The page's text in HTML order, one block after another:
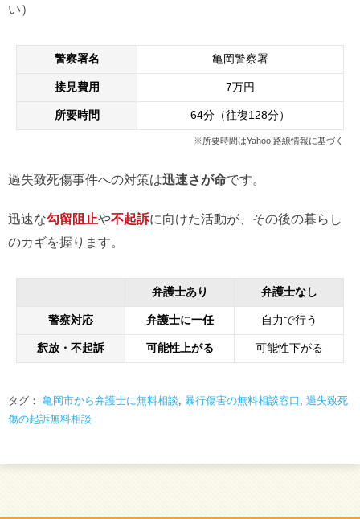
い）
警察署名 亀岡警察署
接見費用 7万円
所要時間 64分（往復128分）
※所要時間はYahoo!路線情報に基づく
過失致死傷事件への対策は迅速さが命です。
迅速な勾留阻止や不起訴に向けた活動が、その後の暮らし
のカギを握ります。
弁護士あり 弁護士なし
警察対応 弁護士に一任 自力で行う
釈放・不起訴 可能性上がる 可能性下がる
タグ： 亀岡市から弁護士に無料相談 暴行傷害の無料相談窓口
過失致死
傷の起訴無料相談